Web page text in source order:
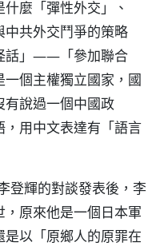
麼「彈性外交」、
中共外交鬥爭的策略
話」——「參加聯合
個主權獨立國家，國
有說過一個中國政
用中文表達有「語言
登輝的對談發表後，李
原來他是一個日本軍
以「原鄉人的原罪在